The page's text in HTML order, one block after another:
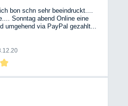
bon schn sehr beeindruckt....
Sonntag abend Online eine
umgehend via PayPal gezahlt...
nich vor dem Rückruf und
Bergische Wohnmobile....
das neue WoMo vor der